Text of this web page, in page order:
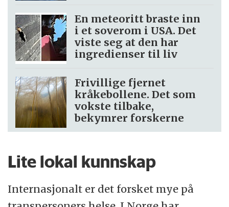
En meteoritt braste inn
i et soverom i USA. Det
viste seg at den har
ingredienser til liv
Frivillige fjernet
kråkebollene. Det som
vokste tilbake,
bekymrer forskerne
Lite lokal kunnskap
Internasjonalt er det forsket mye på